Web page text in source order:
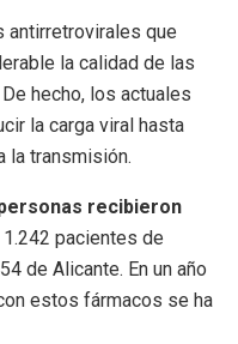
antirretrovirales que
la calidad de las
hecho, los actuales
la carga viral hasta
la transmisión.
recibieron
1.242 pacientes de
de Alicante. En un año
estos fármacos se ha